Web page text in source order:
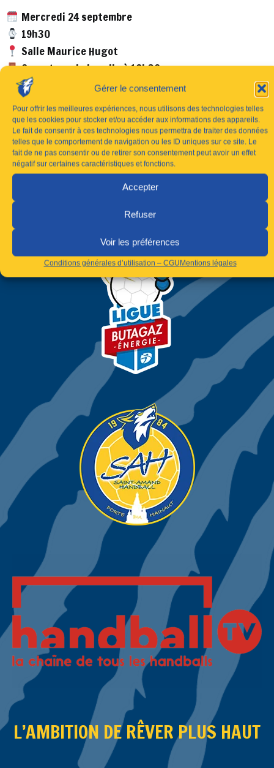
Gérer le consentement
Pour offrir les meilleures expériences, nous utilisons des technologies telles
que les cookies pour stocker et/ou accéder aux informations des appareils.
Le fait de consentir à ces technologies nous permettra de traiter des données
telles que le comportement de navigation ou les ID uniques sur ce site. Le
fait de ne pas consentir ou de retirer son consentement peut avoir un effet
négatif sur certaines caractéristiques et fonctions.
Accepter
Refuser
Voir les préférences
Conditions générales d’utilisation – CGUMentions légales
Mercredi 24 septembre
19h30
Salle Maurice Hugot
Ouverture de la salle à 18h30
BILLETTERIE
Précédent Suivant
L’AMBITION DE RÊVER PLUS HAUT